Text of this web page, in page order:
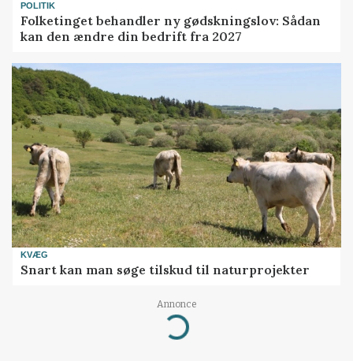
POLITIK
Folketinget behandler ny gødskningslov: Sådan
kan den ændre din bedrift fra 2027
KVÆG
Snart kan man søge tilskud til naturprojekter
Annonce
Loading...